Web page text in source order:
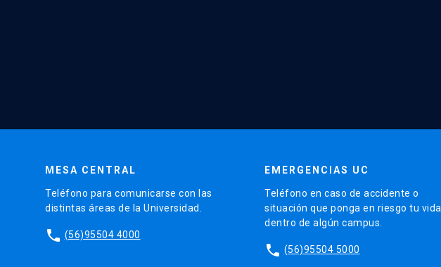
MESA CENTRAL
Teléfono para comunicarse con las
distintas áreas de la Universidad.
phone (56)95504 4000
EMERGENCIAS UC
Teléfono en caso de accidente o
situación que ponga en riesgo tu vida
dentro de algún campus.
phone (56)95504 5000